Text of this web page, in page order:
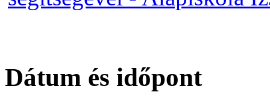
Dátum és időpont